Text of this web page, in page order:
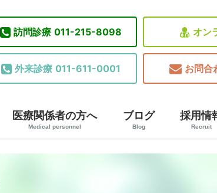
訪問診療 011-215-8098
外来診療 011-611-0001
オン
お問合
医療関係者の方へ
Medical personnel
ブログ
Blog
採用情
Recruit